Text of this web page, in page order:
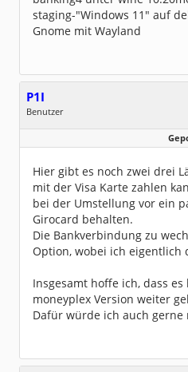
staging-"Windows 11" auf
Gnome mit Wayland
P1I
Benutzer
Geschlecht:
keine Angabe
Dabei seit:
02 / 2008
Hier gibt es noch zwei drei
mit der Visa Karte zahlen
bei der Umstellung vor ein
Girocard behalten.
Die Bankverbindung zu
Option, wobei ich eigentlich
Insgesamt hoffe ich, dass
moneyplex Version weiter
Dafür würde ich auch gerne